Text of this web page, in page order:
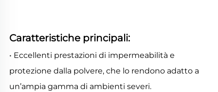
Caratteristiche principali:
• Eccellenti prestazioni di impermeabilità e
protezione dalla polvere, che lo rendono adatto a
un’ampia gamma di ambienti severi.